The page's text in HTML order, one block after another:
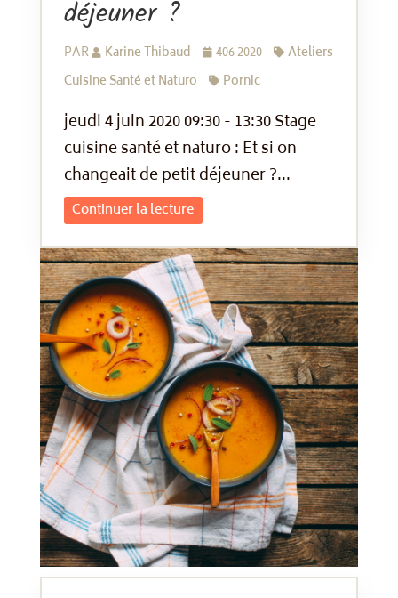
déjeuner ?
PAR Karine Thibaud 406 2020
Ateliers
Cuisine Santé et Naturo
Pornic
jeudi 4 juin 2020 09:30 - 13:30 Stage
cuisine santé et naturo : Et si on
changeait de petit déjeuner ?...
Continuer la lecture